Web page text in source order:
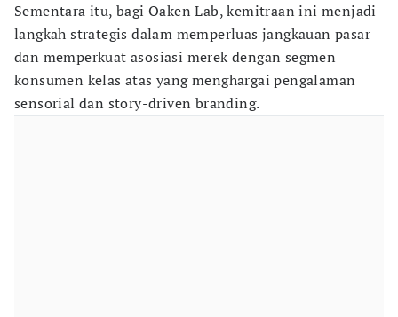
Sementara itu, bagi Oaken Lab, kemitraan ini menjadi
langkah strategis dalam memperluas jangkauan pasar
dan memperkuat asosiasi merek dengan segmen
konsumen kelas atas yang menghargai pengalaman
sensorial dan story-driven branding.